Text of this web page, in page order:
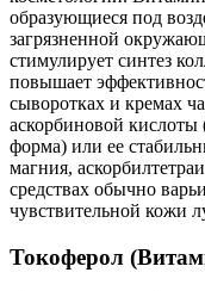
образующиеся под
загрязненной
стимулирует синтез
повышает
сыворотках и кремах
аскорбиновой кислоты
форма) или ее
магния,
средствах обычно
чувствительной кожи
Токоферол